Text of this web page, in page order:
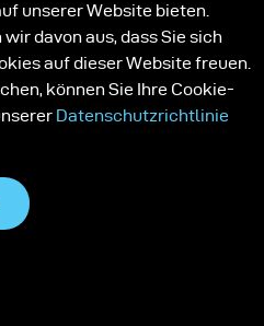
unserer Website bieten.
davon aus, dass Sie sich
auf dieser Website freuen.
können Sie Ihre Cookie-
Datenschutzrichtlinie